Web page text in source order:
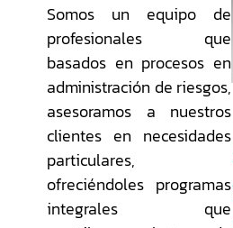
Somos un equipo de
profesionales que
basados en procesos en
administración de riesgos,
asesoramos a nuestros
clientes en necesidades
particulares,
ofreciéndoles programas
integrales que